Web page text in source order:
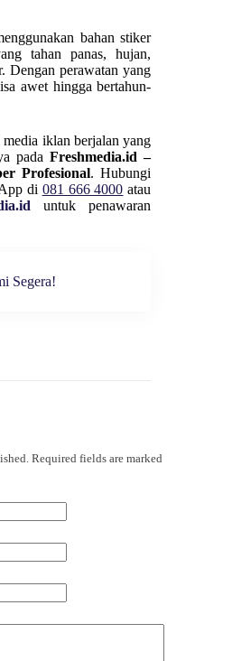
bahan stiker
tahan panas, hujan,
Dengan perawatan yang
awet hingga bertahun-
iklan berjalan yang
padaFreshmedia.id –
Profesional. Hubungi
di 081 666 4000 atau
untuk penawaran
Segera!
Required fields are marked